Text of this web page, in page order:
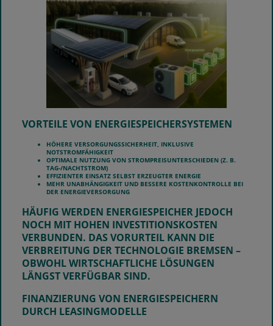
VORTEILE VON ENERGIESPEICHERSYSTEMEN
HÖHERE VERSORGUNGSSICHERHEIT, INKLUSIVE
NOTSTROMFÄHIGKEIT
OPTIMALE NUTZUNG VON STROMPREISUNTERSCHIEDEN (Z. B.
TAG-/NACHTSTROM)
EFFIZIENTER EINSATZ SELBST ERZEUGTER ENERGIE
MEHR UNABHÄNGIGKEIT UND BESSERE KOSTENKONTROLLE BEI
DER ENERGIEVERSORGUNG
HÄUFIG WERDEN ENERGIESPEICHER JEDOCH
NOCH MIT HOHEN INVESTITIONSKOSTEN
VERBUNDEN. DAS VORURTEIL KANN DIE
VERBREITUNG DER TECHNOLOGIE BREMSEN –
OBWOHL WIRTSCHAFTLICHE LÖSUNGEN
LÄNGST VERFÜGBAR SIND.
FINANZIERUNG VON ENERGIESPEICHERN
DURCH LEASINGMODELLE